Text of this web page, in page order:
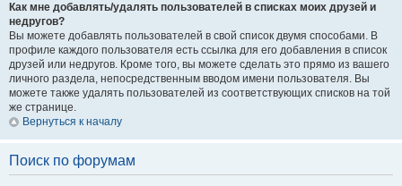
Как мне добавлять/удалять пользователей в списках моих друзей и
недругов?
Вы можете добавлять пользователей в свой список двумя способами. В
профиле каждого пользователя есть ссылка для его добавления в список
друзей или недругов. Кроме того, вы можете сделать это прямо из вашего
личного раздела, непосредственным вводом имени пользователя. Вы
можете также удалять пользователей из соответствующих списков на той
же странице.
Вернуться к началу
Поиск по форумам